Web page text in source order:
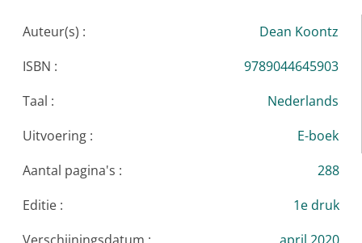
Auteur(s) :
Dean Koontz
ISBN :
9789044645903
Taal :
Nederlands
Uitvoering :
E-boek
Aantal pagina's :
288
Editie :
1e druk